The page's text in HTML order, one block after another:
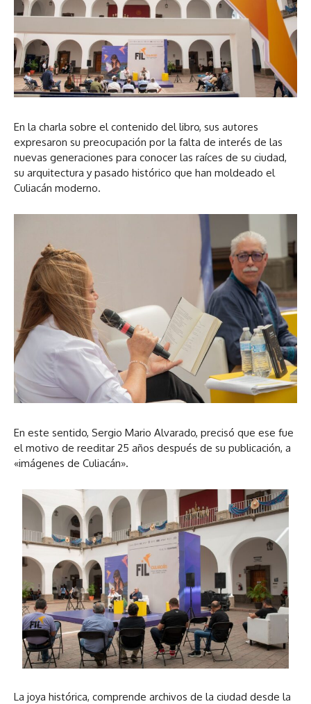
En la charla sobre el contenido del libro, sus autores
expresaron su preocupación por la falta de interés de las
nuevas generaciones para conocer las raíces de su ciudad,
su arquitectura y pasado histórico que han moldeado el
Culiacán moderno.
En este sentido, Sergio Mario Alvarado, precisó que ese fue
el motivo de reeditar 25 años después de su publicación, a
«imágenes de Culiacán».
La joya histórica, comprende archivos de la ciudad desde la